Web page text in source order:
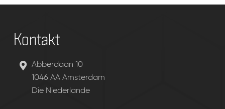
Kontakt
Abberdaan 10
1046 AA Amsterdam
Die Niederlande